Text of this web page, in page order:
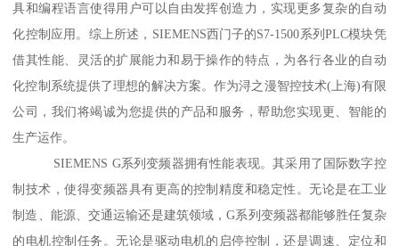
具和编程语言使得用户可以自由发挥创造力，实现更多复杂的自动
化控制应用。综上所述，SIEMENS西门子的S7-1500系列PLC模块凭
借其性能、灵活的扩展能力和易于操作的特点，为各行各业的自动
化控制系统提供了理想的解决方案。作为浔之漫智控技术(上海)有限
公司，我们将竭诚为您提供的产品和服务，帮助您实现更、智能的
生产运作。
SIEMENS G系列变频器拥有性能表现。其采用了国际数字控
制技术，使得变频器具有更高的控制精度和稳定性。无论是在工业
制造、能源、交通运输还是建筑领域，G系列变频器都能够胜任复杂
的电机控制任务。无论是驱动电机的启停控制，还是调速、定位和